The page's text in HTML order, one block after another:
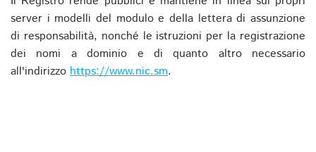
server i modelli del modulo e della lettera di assunzione
di responsabilità, nonché le istruzioni per la registrazione
dei nomi a dominio e di quanto altro necessario
all'indirizzo https://www.nic.sm.